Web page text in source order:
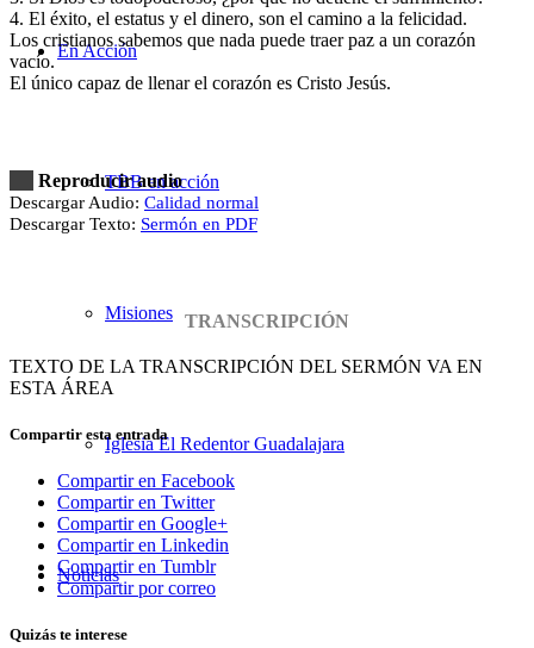
En Acción
TBB en acción
Misiones
Iglesia El Redentor Guadalajara
Noticias
4. El éxito, el estatus y el dinero, son el camino a la felicidad.
Los cristianos sabemos que nada puede traer paz a un corazón
vacío.
El único capaz de llenar el corazón es Cristo Jesús.
Reproducir audio
Descargar Audio: Calidad normal
Descargar Texto: Sermón en PDF
TRANSCRIPCIÓN
TEXTO DE LA TRANSCRIPCIÓN DEL SERMÓN VA EN
ESTA ÁREA
Compartir esta entrada
Compartir en Facebook
Compartir en Twitter
Compartir en Google+
Compartir en Linkedin
Compartir en Tumblr
Compartir por correo
Quizás te interese